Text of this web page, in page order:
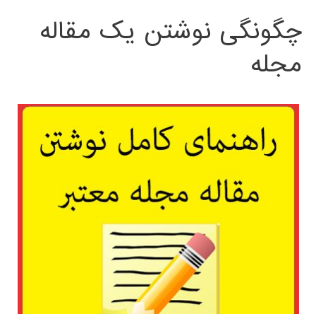
چگونگی نوشتن یک مقاله
مجله